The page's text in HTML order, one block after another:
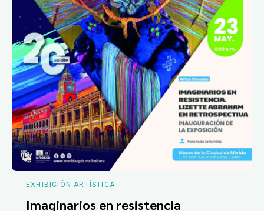
EXHIBICIÓN ARTÍSTICA
Imaginarios en resistencia